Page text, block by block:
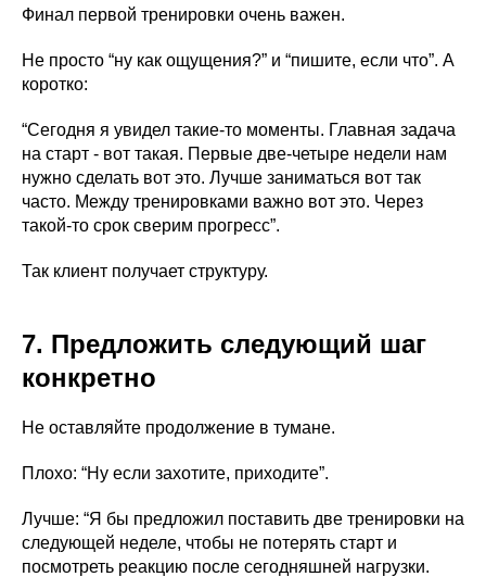
Финал первой тренировки очень важен.
Не просто “ну как ощущения?” и “пишите, если что”. А
коротко:
“Сегодня я увидел такие-то моменты. Главная задача
на старт - вот такая. Первые две-четыре недели нам
нужно сделать вот это. Лучше заниматься вот так
часто. Между тренировками важно вот это. Через
такой-то срок сверим прогресс”.
Так клиент получает структуру.
7. Предложить следующий шаг
конкретно
Не оставляйте продолжение в тумане.
Плохо: “Ну если захотите, приходите”.
Лучше: “Я бы предложил поставить две тренировки на
следующей неделе, чтобы не потерять старт и
посмотреть реакцию после сегодняшней нагрузки.